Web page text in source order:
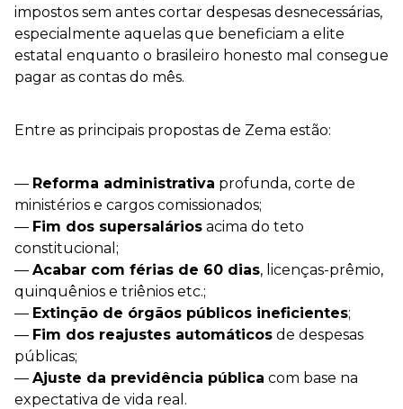
impostos sem antes cortar despesas desnecessárias,
especialmente aquelas que beneficiam a elite
estatal enquanto o brasileiro honesto mal consegue
pagar as contas do mês.
Entre as principais propostas de Zema estão:
— Reforma administrativa profunda, corte de
ministérios e cargos comissionados;
— Fim dos supersalários acima do teto
constitucional;
— Acabar com férias de 60 dias, licenças-prêmio,
quinquênios e triênios etc.;
— Extinção de órgãos públicos ineficientes;
— Fim dos reajustes automáticos de despesas
públicas;
— Ajuste da previdência pública com base na
expectativa de vida real.